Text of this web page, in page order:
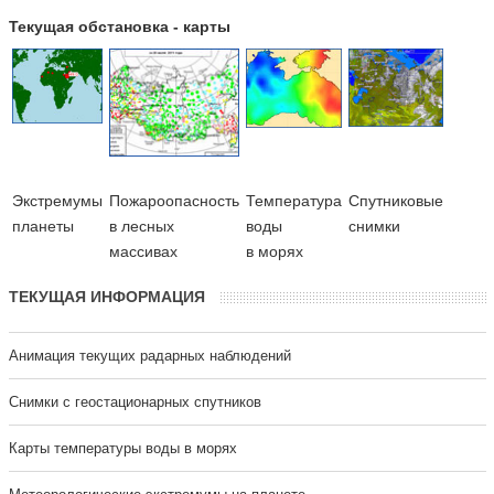
Текущая обстановка - карты
Экстремумы
планеты
Пожароопасность
в лесных
массивах
Температура
воды
в морях
Cпутниковые
снимки
ТЕКУЩАЯ ИНФОРМАЦИЯ
Анимация текущих радарных наблюдений
Cнимки с геостационарных спутников
Карты температуры воды в морях